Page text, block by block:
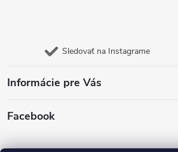
Sledovať na Instagrame
Informácie pre Vás
Facebook